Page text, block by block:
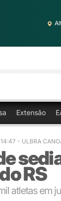
Extensão
- ULBRA
RS
atletas em